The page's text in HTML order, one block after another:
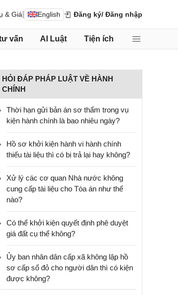
& Giá English Đăng ký/ Đăng nhập
vấn AI Luật Tiện ích
HỎI ĐÁP PHÁP LUẬT VỀ HÀNH
CHÍNH
Thời hạn gửi bản án sơ thẩm trong vụ
kiện hành chính là bao nhiêu ngày?
Hồ sơ khởi kiện hành vi hành chính
thiếu tài liệu thì có bị trả lại hay không?
Xử lý các cơ quan Nhà nước không
cung cấp tài liệu cho Tòa án như thế
nào?
Có thể khởi kiện quyết định phê duyệt
giá đất cụ thể không?
Ủy ban nhân dân cấp xã không lập hồ
sơ cấp sổ đỏ cho người dân thì có kiện
được không?